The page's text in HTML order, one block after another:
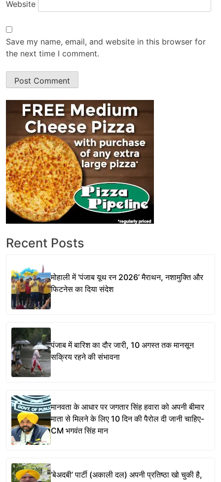
Website
Save my name, email, and website in this browser for
the next time I comment.
Recent Posts
मोहाली में ‘पंजाब यूथ रन 2026’ मैराथन, नशामुक्ति और
फिटनेस का दिया संदेश
पंजाब में बारिश का दौर जारी, 10 अगस्त तक मानसून
सक्रिय रहने की संभावना
मानवता के आधार पर जगतार सिंह हवारा को अपनी बीमार
माता से मिलने के लिए 10 दिन की पैरोल दी जानी चाहिए-
CM भगवंत सिंह मान
‘बेअदबी’ पार्टी (अकाली दल) अपनी प्रतिष्ठा खो चुकी है,